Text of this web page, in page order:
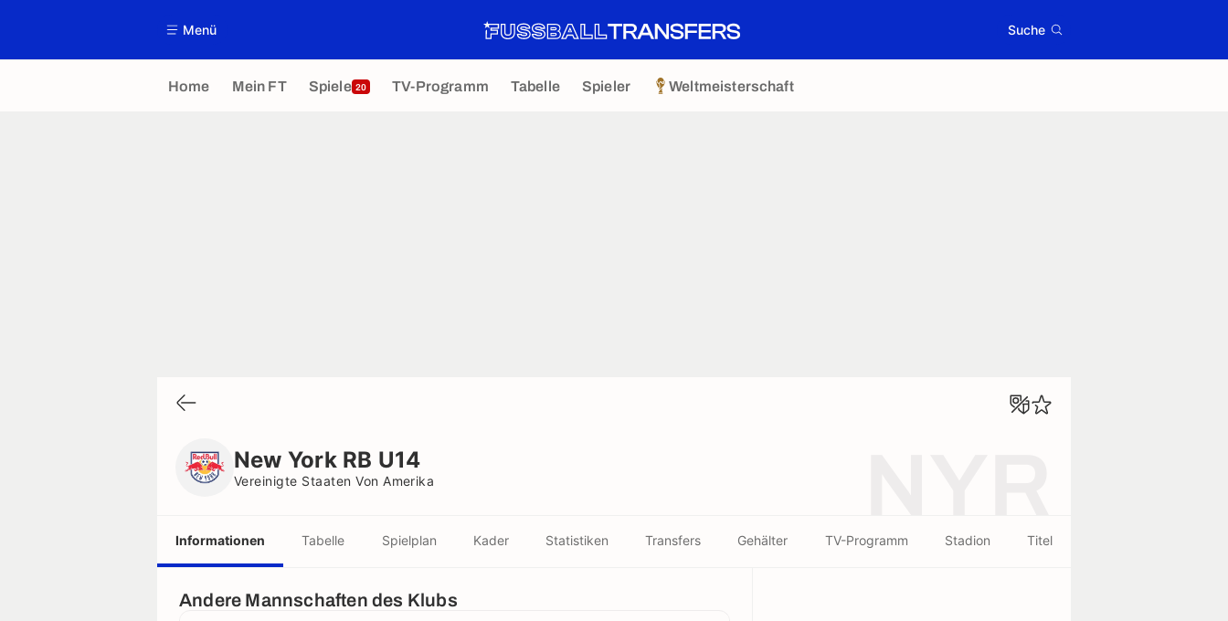
Menü Suche
Home Mein FT Spiele 20 TV-Programm Tabelle Spieler Weltmeisterschaft
New York RB U14
Vereinigte Staaten Von Amerika
Informationen Tabelle Spielplan Kader Statistiken Transfers Gehälter TV-Programm Stadion Titel
Andere Mannschaften des Klubs